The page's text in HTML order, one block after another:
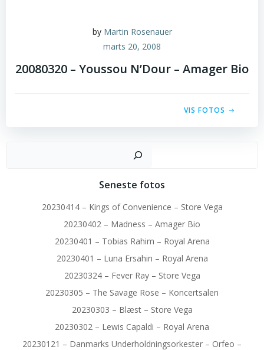
by Martin Rosenauer
marts 20, 2008
20080320 – Youssou N’Dour – Amager Bio
VIS FOTOS
Seneste fotos
20230414 – Kings of Convenience – Store Vega
20230402 – Madness – Amager Bio
20230401 – Tobias Rahim – Royal Arena
20230401 – Luna Ersahin – Royal Arena
20230324 – Fever Ray – Store Vega
20230305 – The Savage Rose – Koncertsalen
20230303 – Blæst – Store Vega
20230302 – Lewis Capaldi – Royal Arena
20230121 – Danmarks Underholdningsorkester – Orfeo –